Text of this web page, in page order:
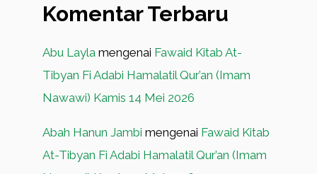
Komentar Terbaru
Abu Layla mengenai Fawaid Kitab At-
Tibyan Fi Adabi Hamalatil Qur’an (Imam
Nawawi) Kamis 14 Mei 2026
Abah Hanun Jambi mengenai Fawaid Kitab
At-Tibyan Fi Adabi Hamalatil Qur’an (Imam